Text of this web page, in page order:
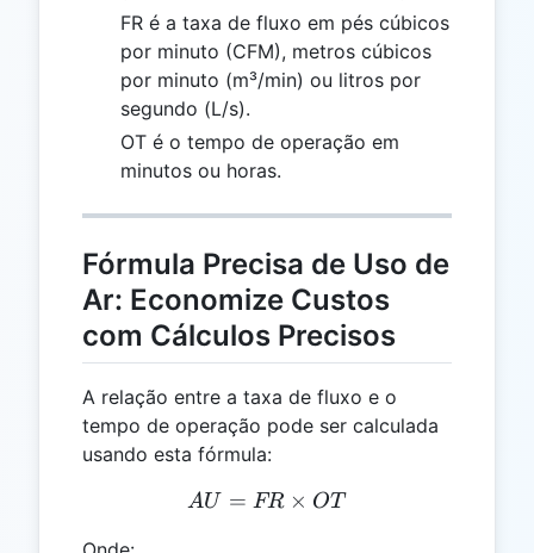
FR é a taxa de fluxo em pés cúbicos
por minuto (CFM), metros cúbicos
por minuto (m³/min) ou litros por
segundo (L/s).
OT é o tempo de operação em
minutos ou horas.
Fórmula Precisa de Uso de
Ar: Economize Custos
com Cálculos Precisos
A relação entre a taxa de fluxo e o
tempo de operação pode ser calculada
usando esta fórmula:
AU = FR \times OT
AU = FR × OT